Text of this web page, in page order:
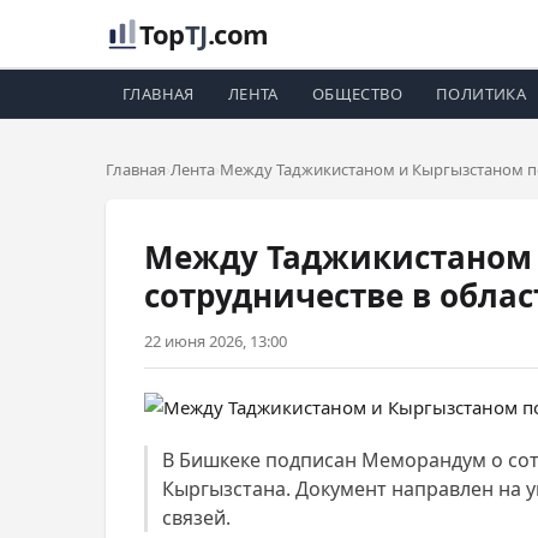
TopTJ.com
ГЛАВНАЯ ЛЕНТА ОБЩЕСТВО ПОЛИТИКА
Главная Лента Между Таджикистаном и Кыргызстаном
Между
сотрудничестве в
22 июня 2026, 13:00
В Бишкеке подписан Меморандум о
Кыргызстана. Документ направлен
связей.